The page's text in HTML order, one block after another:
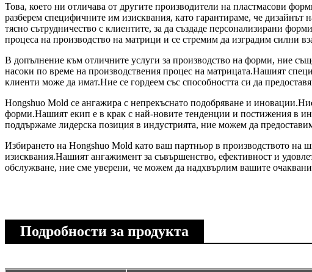
Това, което ни отличава от другите производители на пластмасови
разберем специфичните им изисквания, като гарантираме, че
тясно сътрудничество с клиентите, за да създаде персонализирани
процеса на производство на матрици и се стремим да изградим силни
В допълнение към отличните услуги за производство на форми, ние
насоки по време на производствения процес на матрицата.Нашият
клиенти може да имат.Ние се гордеем със способността си да
Hongshuo Mold се ангажира с непрекъснато подобряване и
форми.Нашият екип е в крак с най-новите тенденции и постижения в
поддържаме лидерска позиция в индустрията, ние можем да
Избирането на Hongshuo Mold като ваш партньор в производството
изисквания.Нашият ангажимент за съвършенство, ефективност и
обслужване, ние сме уверени, че можем да надхвърлим вашите
Подробности за продукта